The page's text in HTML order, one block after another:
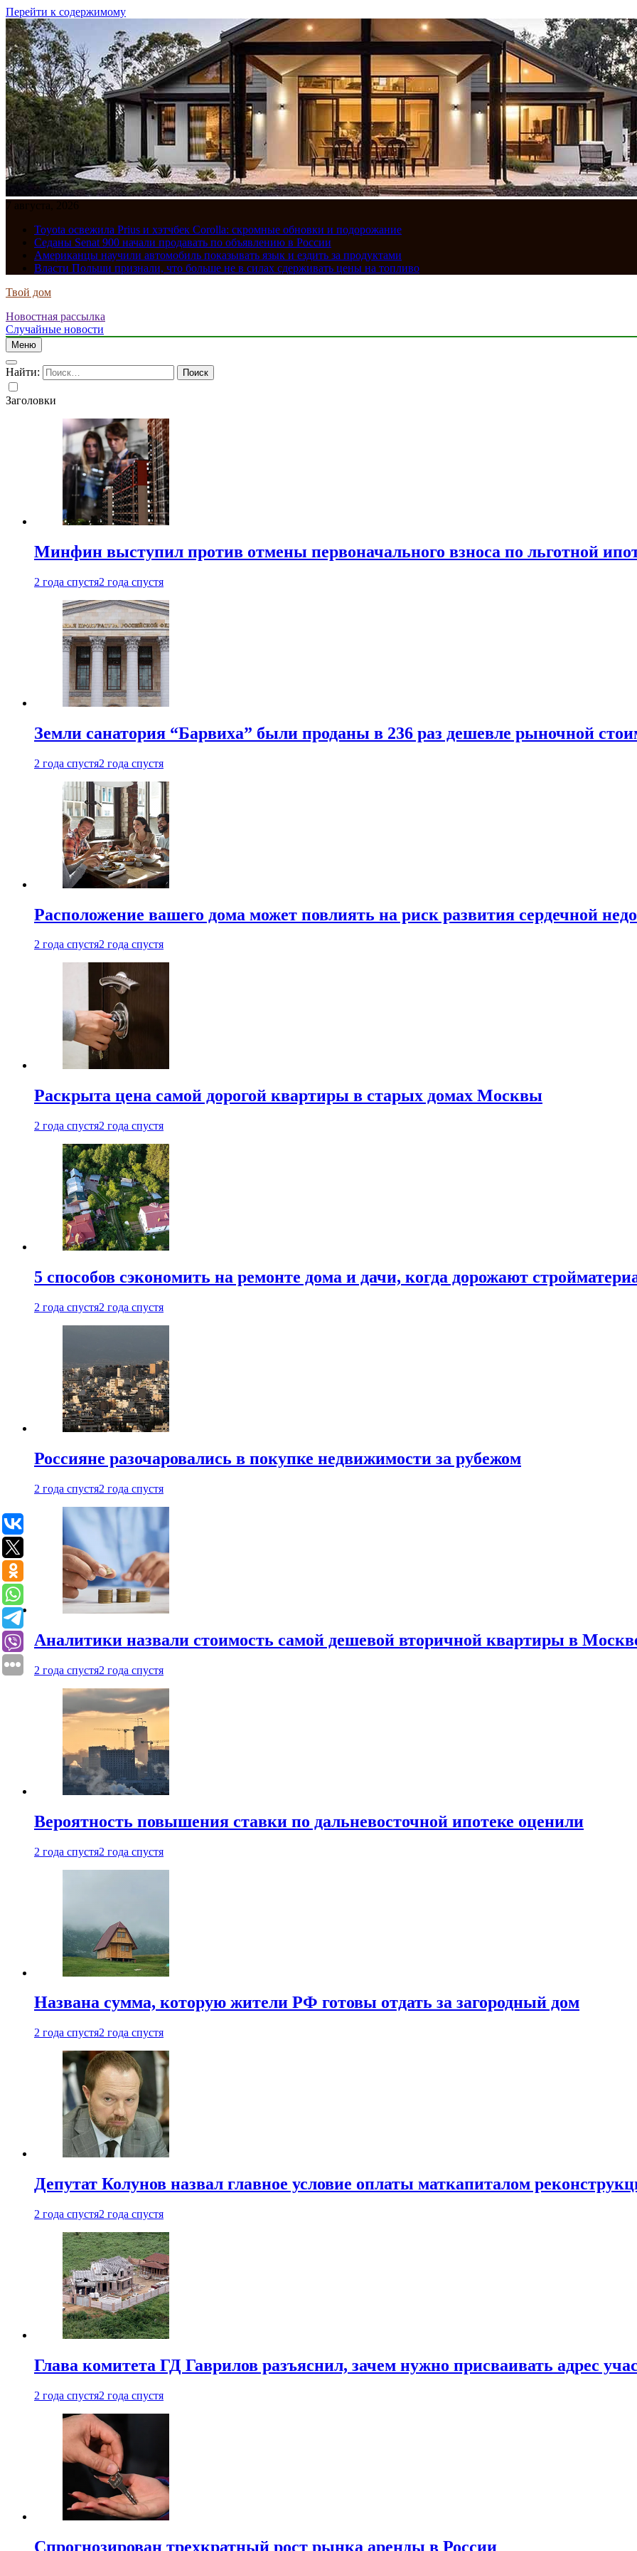
Перейти к содержимому
7 августа, 2026
Toyota освежила Prius и хэтчбек Corolla: скромные обновки и подорожание
Седаны Senat 900 начали продавать по объявлению в России
Американцы научили автомобиль показывать язык и ездить за продуктами
Власти Польши признали, что больше не в силах сдерживать цены на топливо
Твой дом
Новостная рассылка
Случайные новости
Меню
Найти:
Заголовки
Минфин выступил против отмены первоначального взноса по льготной
2 года спустя2 года спустя
Земли санатория “Барвиха” были проданы в 236 раз дешевле рыночной
2 года спустя2 года спустя
Расположение вашего дома может повлиять на риск развития сердечной
2 года спустя2 года спустя
Раскрыта цена самой дорогой квартиры в старых домах Москвы
2 года спустя2 года спустя
5 способов сэкономить на ремонте дома и дачи, когда дорожают
2 года спустя2 года спустя
Россияне разочаровались в покупке недвижимости за рубежом
2 года спустя2 года спустя
Аналитики назвали стоимость самой дешевой вторичной квартиры в
2 года спустя2 года спустя
Вероятность повышения ставки по дальневосточной ипотеке оценили
2 года спустя2 года спустя
Названа сумма, которую жители РФ готовы отдать за загородный дом
2 года спустя2 года спустя
Депутат Колунов назвал главное условие оплаты маткапиталом
2 года спустя2 года спустя
Глава комитета ГД Гаврилов разъяснил, зачем нужно присваивать адрес
2 года спустя2 года спустя
Спрогнозирован трехкратный рост рынка аренды в России